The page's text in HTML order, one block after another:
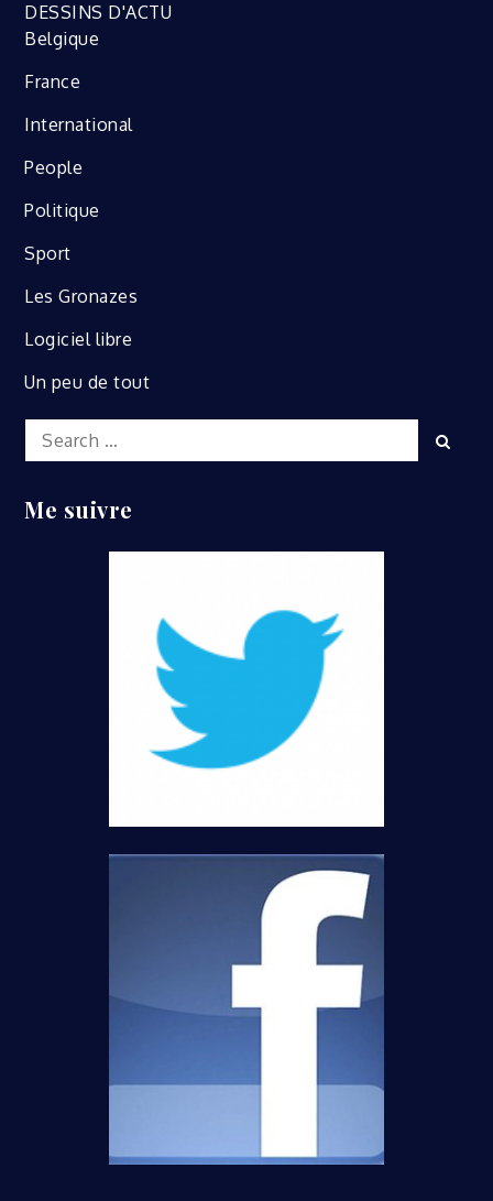
DESSINS D'ACTU
Belgique
France
International
People
Politique
Sport
Les Gronazes
Logiciel libre
Un peu de tout
Search
for:
Me suivre